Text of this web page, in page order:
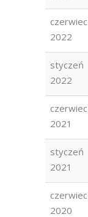
czerwiec
2022
styczeń
2022
czerwiec
2021
styczeń
2021
czerwiec
2020